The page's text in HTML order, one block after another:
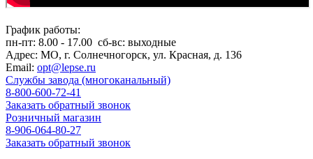
График работы:
пн-пт: 8.00 - 17.00 сб-вс: выходные
Адрес: МО, г. Солнечногорск, ул. Красная, д. 136
Email: opt@lepse.ru
Службы завода (многоканальный)
8-800-600-72-41
Заказать обратный звонок
Розничный магазин
8-906-064-80-27
Заказать обратный звонок